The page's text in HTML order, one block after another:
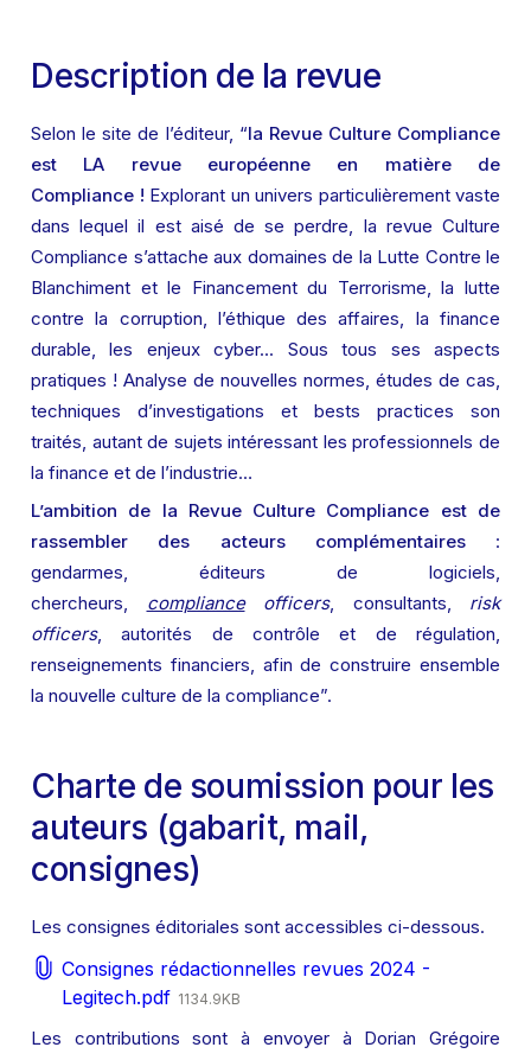
Description de la revue
Selon le site de l’éditeur, “la Revue Culture Compliance
est LA revue européenne en matière de
Compliance ! Explorant un univers particulièrement vaste
dans lequel il est aisé de se perdre, la revue Culture
Compliance s’attache aux domaines de la Lutte Contre le
Blanchiment et le Financement du Terrorisme, la lutte
contre la corruption, l’éthique des affaires, la finance
durable, les enjeux cyber... Sous tous ses aspects
pratiques ! Analyse de nouvelles normes, études de cas,
techniques d’investigations et bests practices son
traités, autant de sujets intéressant les professionnels de
la finance et de l’industrie…
L’ambition de la Revue Culture Compliance est de
rassembler des acteurs complémentaires :
gendarmes, éditeurs de logiciels,
chercheurs,
compliance officers, consultants, risk
officers, autorités de contrôle et de régulation,
renseignements financiers, afin de construire ensemble
la nouvelle culture de la compliance”.
Charte de soumission pour les
auteurs (gabarit, mail,
consignes)
Les consignes éditoriales sont accessibles ci-dessous.
Consignes rédactionnelles revues 2024 -
Legitech.pdf 1134.9KB
Les contributions sont à envoyer à Dorian Grégoire